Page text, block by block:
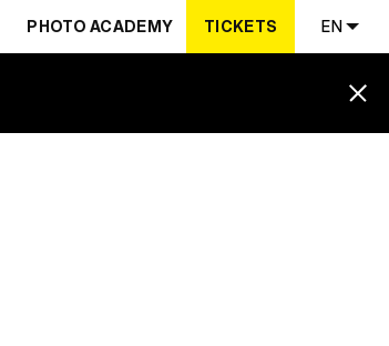
PHOTO ACADEMY TICKETS EN